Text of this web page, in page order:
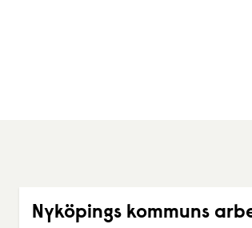
Nyköpings kommuns